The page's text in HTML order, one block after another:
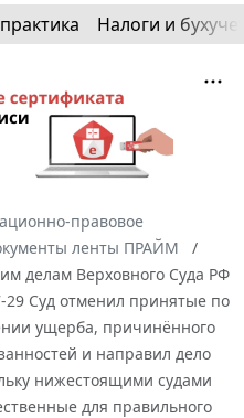
Налоги и
правовое
ленты ПРАЙМ
делам Верховного Суда РФ
29 Суд отменил принятые по
ущерба, причинённого
и направил дело
нижестоящими судами
для правильного